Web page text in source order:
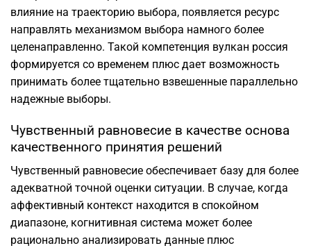
влияние на траекторию выбора, появляется ресурс
направлять механизмом выбора намного более
целенаправленно. Такой компетенция вулкан россия
формируется со временем плюс дает возможность
принимать более тщательно взвешенные параллельно
надежные выборы.
Чувственный равновесие в качестве основа
качественного принятия решений
Чувственный равновесие обеспечивает базу для более
адекватной точной оценки ситуации. В случае, когда
аффективный контекст находится в спокойном
диапазоне, когнитивная система может более
рационально анализировать данные плюс